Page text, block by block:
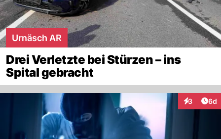
Urnäsch AR
Drei Verletzte bei Stürzen – ins
Spital gebracht
3 6d